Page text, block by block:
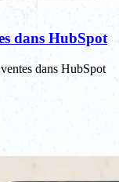
dans HubSpot
dans HubSpot